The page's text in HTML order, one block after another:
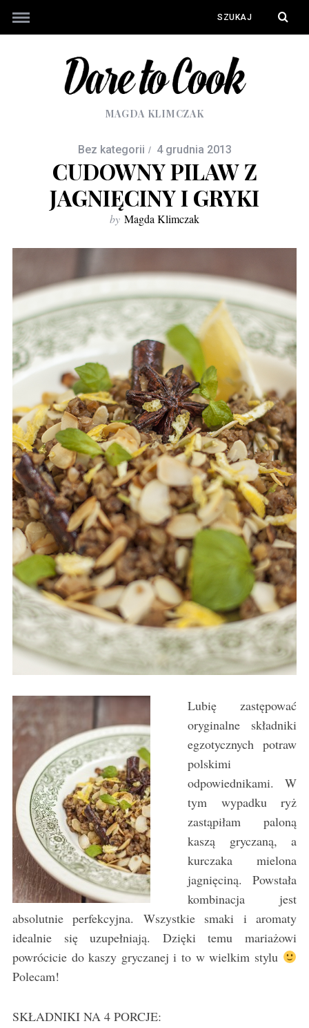
MAGDA KLIMCZAK
Bez kategorii 4 grudnia 2013
CUDOWNY PILAW Z
JAGNIĘCINY I GRYKI
by Magda Klimczak
Lubię zastępować
oryginalne składniki
egzotycznych potraw
polskimi
odpowiednikami. W
tym wypadku ryż
zastąpiłam paloną
kaszą gryczaną, a
kurczaka mielona
jagnięciną. Powstała
kombinacja jest
absolutnie perfekcyjna. Wszystkie smaki i aromaty
idealnie się uzupełniają. Dzięki temu mariażowi
powrócicie do kaszy gryczanej i to w wielkim stylu
Polecam!
SKŁADNIKI NA 4 PORCJE: